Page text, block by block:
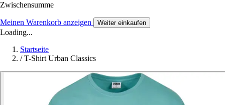
Zwischensumme
Meinen Warenkorb anzeigen Weiter einkaufen
Loading...
Startseite
/ T-Shirt Urban Classics